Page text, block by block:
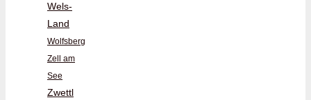
Wels-
Land
Wolfsberg
Zell am
See
Zwettl